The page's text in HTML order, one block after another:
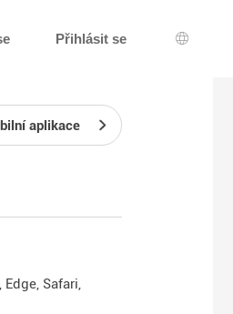
Přihlásit se
Výběr
aplikace
Safari,